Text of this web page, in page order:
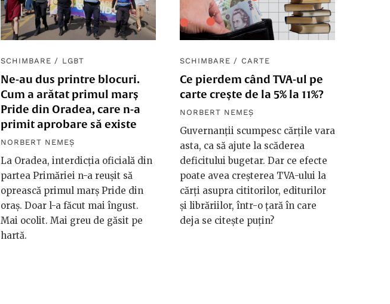
SCHIMBARE / LGBT
Ne-au dus printre blocuri.
Cum a arătat primul marș
Pride din Oradea, care n-a
primit aprobare să existe
NORBERT NEMEȘ
La Oradea, interdicția oficială din
partea Primăriei n-a reușit să
oprească primul marș Pride din
oraș. Doar l-a făcut mai îngust.
Mai ocolit. Mai greu de găsit pe
hartă.
SCHIMBARE / CARTE
Ce pierdem când TVA-ul pe
carte crește de la 5% la 11%?
NORBERT NEMEȘ
Guvernanții scumpesc cărțile vara
asta, ca să ajute la scăderea
deficitului bugetar. Dar ce efecte
poate avea creșterea TVA-ului la
cărți asupra cititorilor, editurilor
și librăriilor, într-o țară în care
deja se citește puțin?